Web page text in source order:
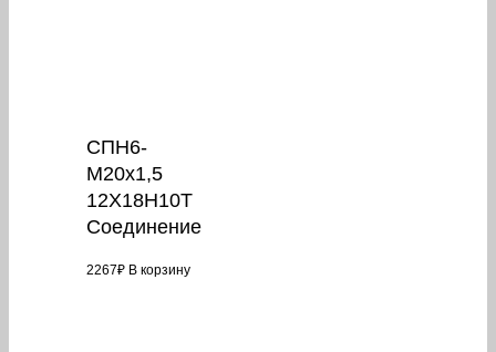
СПН6-
М20х1,5
12Х18Н10Т
Соединение
2267₽ В корзину